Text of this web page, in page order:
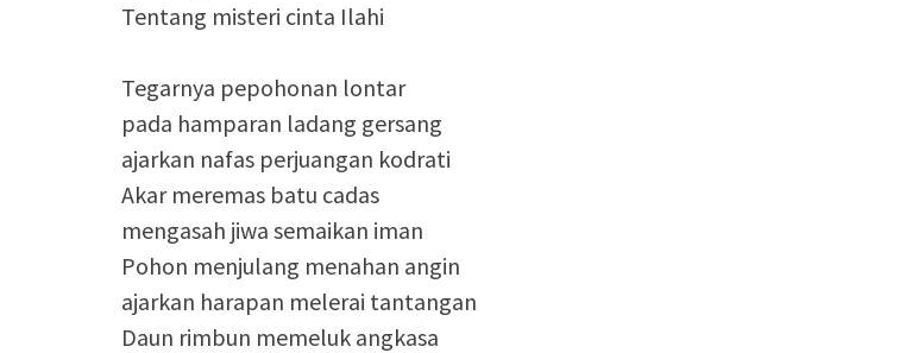
Tentang misteri cinta Ilahi
Tegarnya pepohonan lontar
pada hamparan ladang gersang
ajarkan nafas perjuangan kodrati
Akar meremas batu cadas
mengasah jiwa semaikan iman
Pohon menjulang menahan angin
ajarkan harapan melerai tantangan
Daun rimbun memeluk angkasa